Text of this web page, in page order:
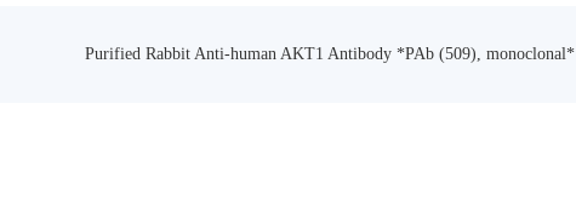
Purified Rabbit Anti-human AKT1 Antibody *PAb (509), monoclonal*